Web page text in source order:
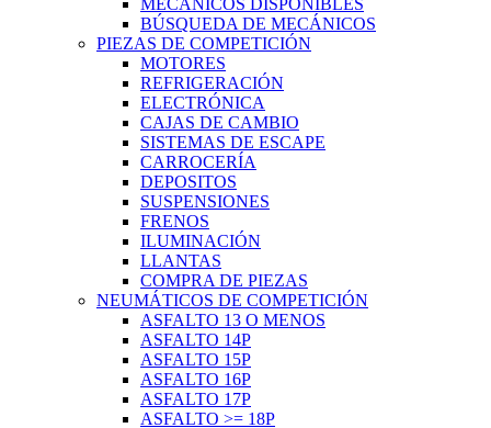
MECÁNICOS DISPONIBLES
BÚSQUEDA DE MECÁNICOS
PIEZAS DE COMPETICIÓN
MOTORES
REFRIGERACIÓN
ELECTRÓNICA
CAJAS DE CAMBIO
SISTEMAS DE ESCAPE
CARROCERÍA
DEPOSITOS
SUSPENSIONES
FRENOS
ILUMINACIÓN
LLANTAS
COMPRA DE PIEZAS
NEUMÁTICOS DE COMPETICIÓN
ASFALTO 13 O MENOS
ASFALTO 14P
ASFALTO 15P
ASFALTO 16P
ASFALTO 17P
ASFALTO >= 18P